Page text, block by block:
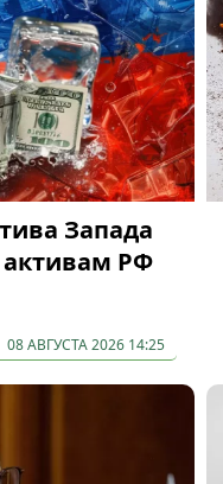
Запада
РФ
08 АВГУСТА 2026 14:25